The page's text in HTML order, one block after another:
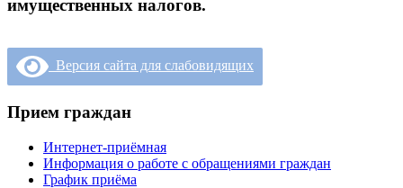
имущественных налогов.
Версия сайта для слабовидящих
Прием граждан
Интернет-приёмная
Информация о работе с обращениями граждан
График приёма